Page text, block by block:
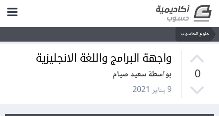
علوم الحاسوب
0
واجهة البرامج واللغة الانجليزية
بواسطة سعيد صيام
9 يناير 2021